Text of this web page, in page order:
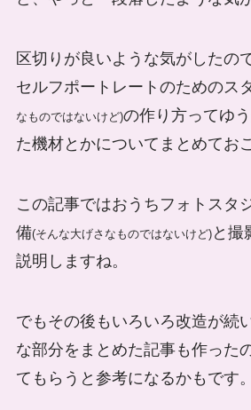
区切りが良いような気がしたの
セルフポートレートのためのス
なものではないけど)の作り方ってゆ
た機材とかについてまとめてお
この記事ではおうちフォトスタ
備(そんな大げさなものではないけど)と撮
説明しますね。
でもその後もいろいろ改造が続
な部分をまとめた記事も作った
てもらうと参考になるかもです。